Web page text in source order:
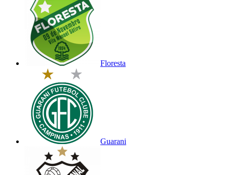
Floresta
Guarani